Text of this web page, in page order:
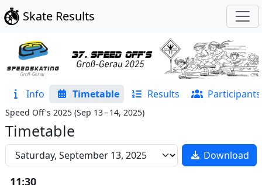
Skate Results
Info Timetable Results Participants
Speed Off's 2025 (Sep 13 – 14, 2025)
Timetable
Download
11:30